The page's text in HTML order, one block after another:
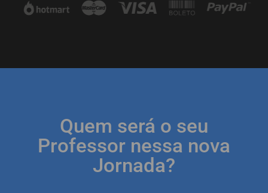
Quem será o seu
Professor nessa nova
Jornada?